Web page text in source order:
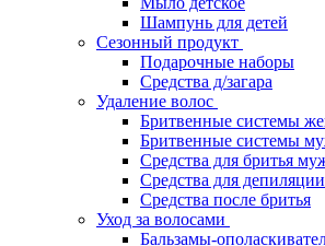
Шампунь для детей
Сезонный продукт
Подарочные наборы
Средства д/загара
Удаление волос
Бритвенные системы
Бритвенные системы
Средства для бритья
Средства для депиляции
Средства после бритья
Уход за волосами
Бальзамы-